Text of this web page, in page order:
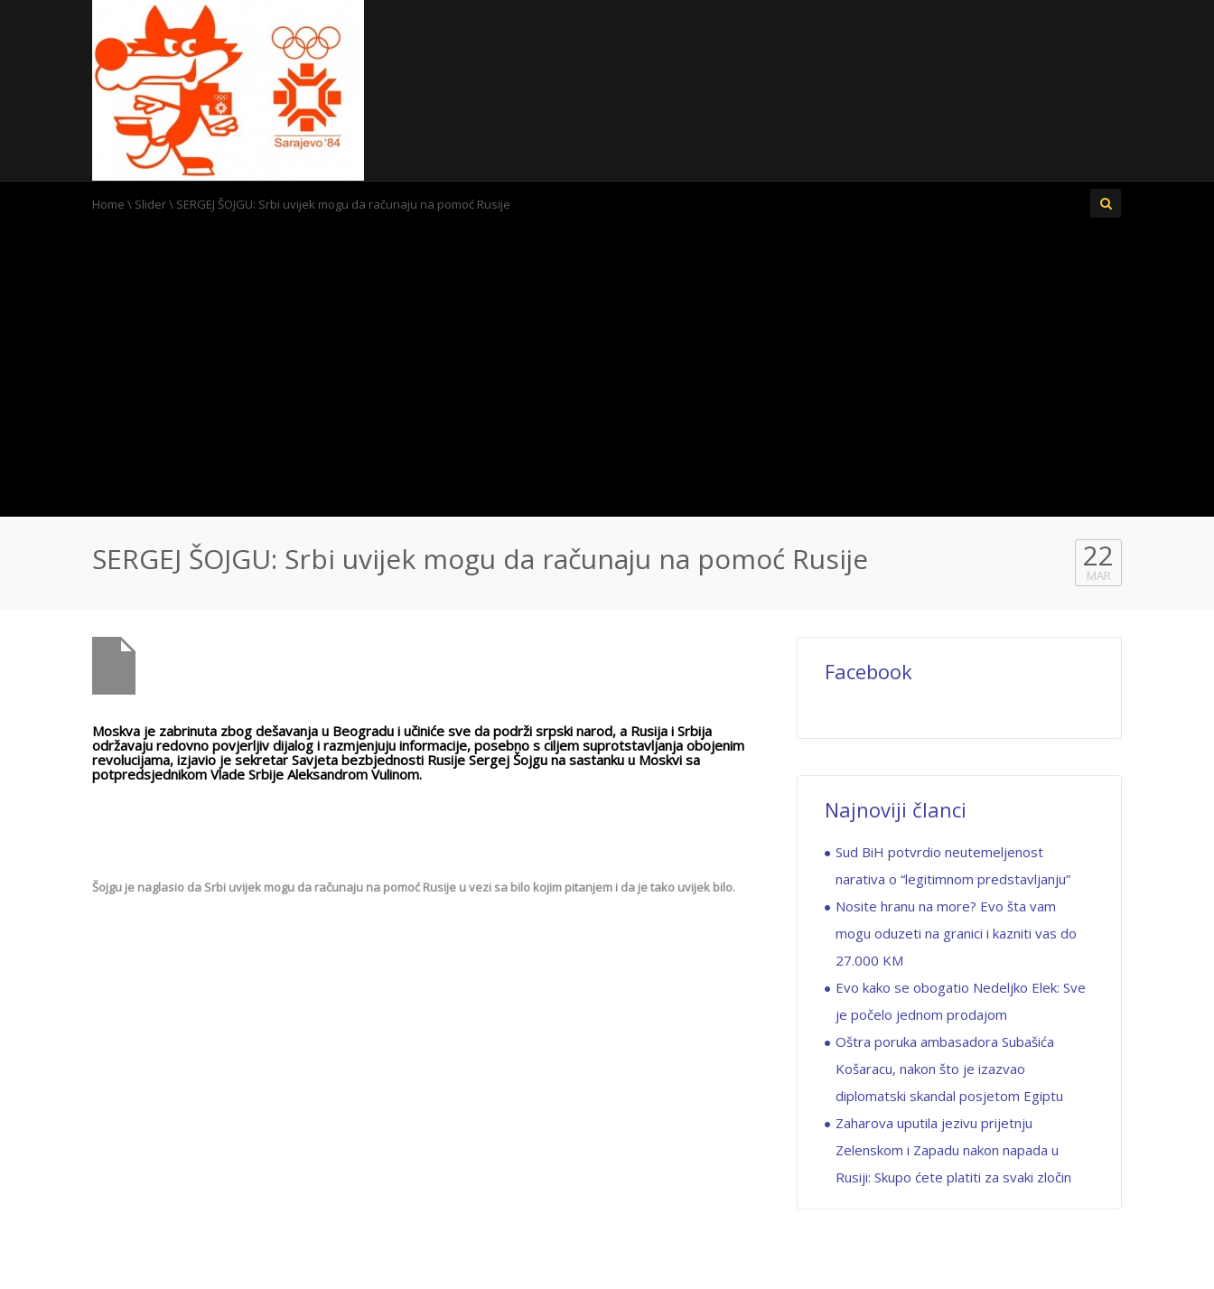
Home \ Slider\ SERGEJ ŠOJGU: Srbi uvijek mogu da računaju na pomoć Rusije
SERGEJ ŠOJGU: Srbi uvijek mogu da računaju na pomoć Rusije 22
MAR
Moskva je zabrinuta zbog dešavanja u Beogradu i učiniće sve da podrži srpski narod, a Rusija i Srbija
održavaju redovno povjerljiv dijalog i razmjenjuju informacije, posebno s ciljem suprotstavljanja obojenim
revolucijama, izjavio je sekretar Savjeta bezbjednosti Rusije Sergej Šojgu na sastanku u Moskvi sa
potpredsjednikom Vlade Srbije Aleksandrom Vulinom.
Šojgu je naglasio da Srbi uvijek mogu da računaju na pomoć Rusije u vezi sa bilo kojim pitanjem i da je tako uvijek bilo.
Facebook
Najnoviji članci
Sud BiH potvrdio neutemeljenost
narativa o “legitimnom predstavljanju”
Nosite hranu na more? Evo šta vam
mogu oduzeti na granici i kazniti vas do
27.000 KM
Evo kako se obogatio Nedeljko Elek: Sve
je počelo jednom prodajom
Oštra poruka ambasadora Subašića
Košaracu, nakon što je izazvao
diplomatski skandal posjetom Egiptu
Zaharova uputila jezivu prijetnju
Zelenskom i Zapadu nakon napada u
Rusiji: Skupo ćete platiti za svaki zločin